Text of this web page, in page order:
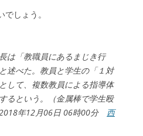
しょう。
は「教職員にあるまじき行
述べた。教員と学生の「１対
して、複数教員による指導体
るという。（金属棒で学生殴
年12月06日 06時00分 西